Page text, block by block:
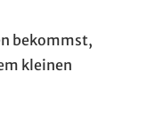
bekommst,
kleinen